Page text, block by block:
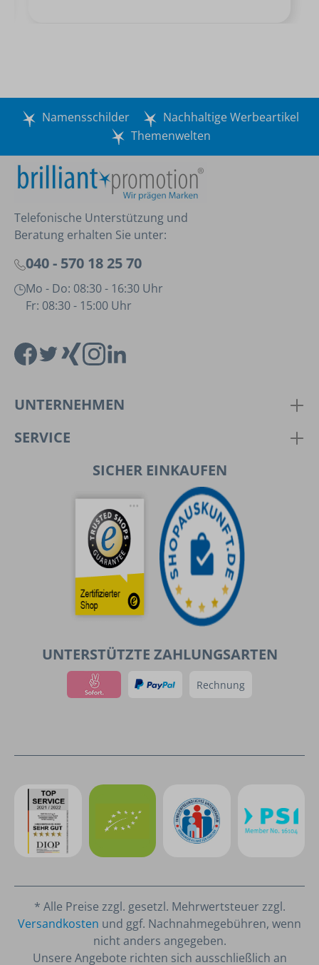
Namensschilder
Nachhaltige Werbeartikel
Themenwelten
Telefonische Unterstützung und
Beratung erhalten Sie unter:
040 - 570 18 25 70
Mo - Do: 08:30 - 16:30 Uhr
Fr: 08:30 - 15:00 Uhr
UNTERNEHMEN
SERVICE
SICHER EINKAUFEN
UNTERSTÜTZTE ZAHLUNGSARTEN
Rechnung
* Alle Preise zzgl. gesetzl. Mehrwertsteuer zzgl.
Versandkosten und ggf. Nachnahmegebühren, wenn
nicht anders angegeben.
Unsere Angebote richten sich ausschließlich an